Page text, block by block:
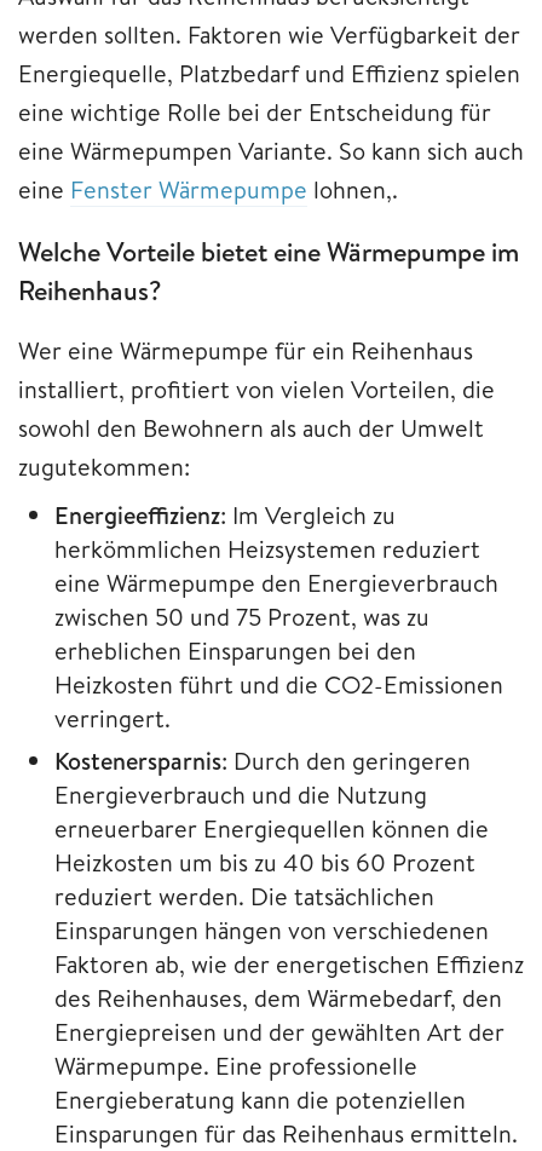
werden sollten. Faktoren wie Verfügbarkeit der
Energiequelle, Platzbedarf und Effizienz spielen
eine wichtige Rolle bei der Entscheidung für
eine Wärmepumpen Variante. So kann sich auch
eine Fenster Wärmepumpe lohnen,.
Welche Vorteile bietet eine Wärmepumpe im
Reihenhaus?
Wer eine Wärmepumpe für ein Reihenhaus
installiert, profitiert von vielen Vorteilen, die
sowohl den Bewohnern als auch der Umwelt
zugutekommen:
Energieeffizienz: Im Vergleich zu
herkömmlichen Heizsystemen reduziert
eine Wärmepumpe den Energieverbrauch
zwischen 50 und 75 Prozent, was zu
erheblichen Einsparungen bei den
Heizkosten führt und die CO2-Emissionen
verringert.
Kostenersparnis: Durch den geringeren
Energieverbrauch und die Nutzung
erneuerbarer Energiequellen können die
Heizkosten um bis zu 40 bis 60 Prozent
reduziert werden. Die tatsächlichen
Einsparungen hängen von verschiedenen
Faktoren ab, wie der energetischen Effizienz
des Reihenhauses, dem Wärmebedarf, den
Energiepreisen und der gewählten Art der
Wärmepumpe. Eine professionelle
Energieberatung kann die potenziellen
Einsparungen für das Reihenhaus ermitteln.